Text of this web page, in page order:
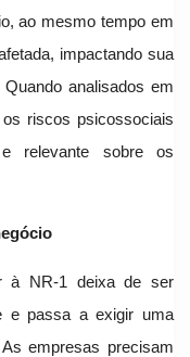
ao mesmo tempo em
impactando sua
analisados em
riscos psicossociais
relevante sobre os
à NR-1 deixa de ser
e passa a exigir uma
empresas precisam